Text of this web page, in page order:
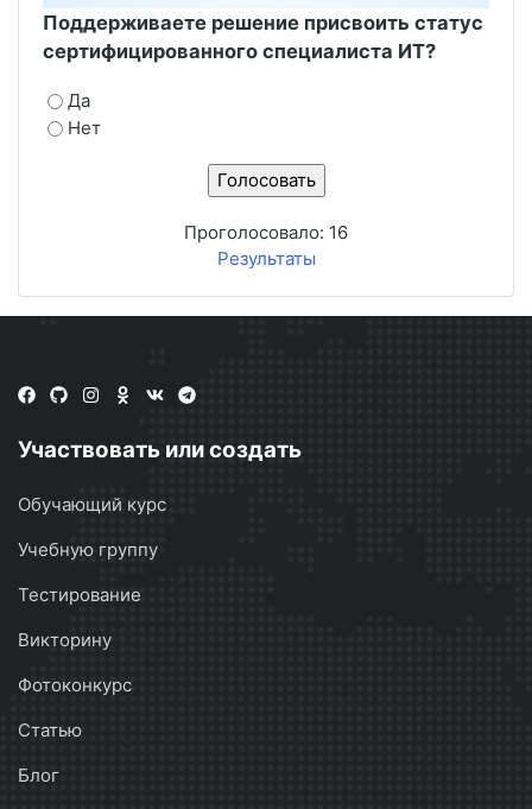
Поддерживаете решение присвоить статус
сертифицированного специалиста ИТ?
Да
Нет
Проголосовало: 16
Результаты
Участвовать или создать
Обучающий курс
Учебную группу
Тестирование
Викторину
Фотоконкурс
Статью
Блог